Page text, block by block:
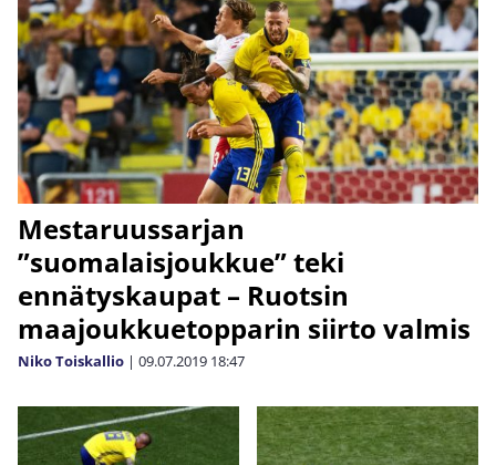
Mestaruussarjan
”suomalaisjoukkue” teki
ennätyskaupat – Ruotsin
maajoukkuetopparin siirto valmis
Niko Toiskallio | 09.07.2019 18:47